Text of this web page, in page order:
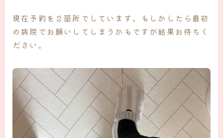
現在予約を２箇所でしています。もしかしたら最初
の病院でお願いしてしまうかもですが結果お待ちく
ださい。